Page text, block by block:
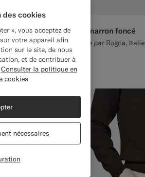
Pantalon Straight Leg marron foncé
Été Laine 4 fils infroissable par Rogna, Italie
#76471B
#706559
#3d4043
des cookies
», vous acceptez de
votre appareil afin
sur le site, de nous
et de contribuer à
Consulter la politique en
cookies
nécessaires